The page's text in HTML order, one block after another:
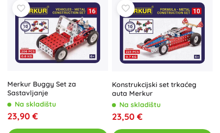
Merkur Buggy Set za
Sastavljanje
Na skladištu
23,90 €
Konstrukcijski set trkaćeg
auta Merkur
Na skladištu
23,50 €